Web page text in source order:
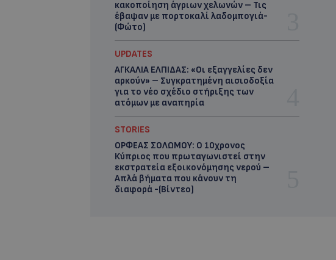
κακοποίηση άγριων χελωνών – Τις
έβαψαν με πορτοκαλί λαδομπογιά-
(Φώτο)
UPDATES
ΑΓΚΑΛΙΑ ΕΛΠΙΔΑΣ: «Οι εξαγγελίες δεν
αρκούν» – Συγκρατημένη αισιοδοξία
για το νέο σχέδιο στήριξης των
ατόμων με αναπηρία
STORIES
ΟΡΦΕΑΣ ΣΟΛΩΜΟΥ: Ο 10χρονος
Κύπριος που πρωταγωνιστεί στην
εκστρατεία εξοικονόμησης νερού –
Απλά βήματα που κάνουν τη
διαφορά -(Βίντεο)